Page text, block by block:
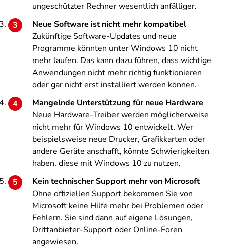
ungeschützter Rechner wesentlich anfälliger.
Neue Software ist nicht mehr kompatibel
Zukünftige Software-Updates und neue
Programme könnten unter Windows 10 nicht
mehr laufen. Das kann dazu führen, dass wichtige
Anwendungen nicht mehr richtig funktionieren
oder gar nicht erst installiert werden können.
Mangelnde Unterstützung für neue Hardware
Neue Hardware-Treiber werden möglicherweise
nicht mehr für Windows 10 entwickelt. Wer
beispielsweise neue Drucker, Grafikkarten oder
andere Geräte anschafft, könnte Schwierigkeiten
haben, diese mit Windows 10 zu nutzen.
Kein technischer Support mehr von Microsoft
Ohne offiziellen Support bekommen Sie von
Microsoft keine Hilfe mehr bei Problemen oder
Fehlern. Sie sind dann auf eigene Lösungen,
Drittanbieter-Support oder Online-Foren
angewiesen.